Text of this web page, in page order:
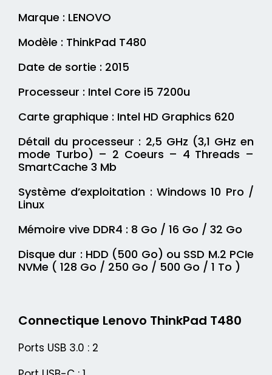
Marque : LENOVO
Modèle : ThinkPad T480
Date de sortie : 2015
Processeur : Intel Core i5 7200u
Carte graphique : Intel HD Graphics 620
Détail du processeur : 2,5 GHz (3,1 GHz en
mode Turbo) – 2 Coeurs – 4 Threads –
SmartCache 3 Mb
Système d’exploitation : Windows 10 Pro /
Linux
Mémoire vive DDR4 : 8 Go / 16 Go / 32 Go
Disque dur : HDD (500 Go) ou SSD M.2 PCIe
NVMe ( 128 Go / 250 Go / 500 Go / 1 To )
Connectique Lenovo ThinkPad T480
Ports USB 3.0 : 2